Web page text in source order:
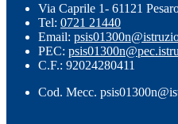
Via Caprile 1- 61121
Tel: 0721 21440
Email:
PEC:
C.F.: 92024280411
Cod. Mecc.